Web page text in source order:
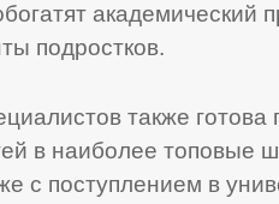
академический
подростков.
также готова
в наиболее топовые
с поступлением в